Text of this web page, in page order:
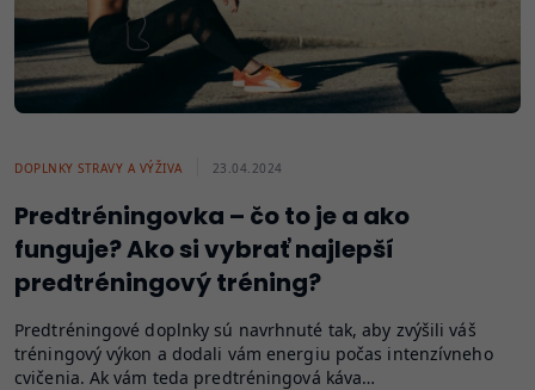
DOPLNKY STRAVY A VÝŽIVA 23.04.2024
Predtréningovka – čo to je a ako
funguje? Ako si vybrať najlepší
predtréningový tréning?
Predtréningové doplnky sú navrhnuté tak, aby zvýšili váš
tréningový výkon a dodali vám energiu počas intenzívneho
cvičenia. Ak vám teda predtréningová káva…